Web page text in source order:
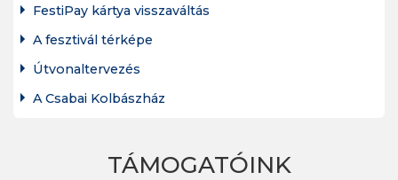
FestiPay kártya visszaváltás
A fesztivál térképe
Útvonaltervezés
A Csabai Kolbászház
TÁMOGATÓINK